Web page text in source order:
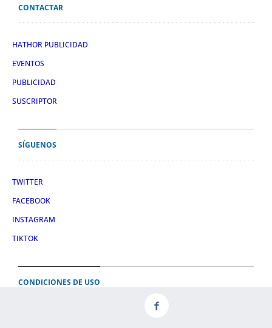
CONTACTAR
HATHOR PUBLICIDAD
EVENTOS
PUBLICIDAD
SUSCRIPTOR
SÍGUENOS
TWITTER
FACEBOOK
INSTAGRAM
TIKTOK
CONDICIONES DE USO